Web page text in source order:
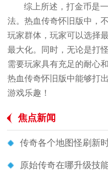
综上所述，打金币是
法。热血传奇怀旧版中，
玩家群体，玩家可以选择
最大化。同时，无论是打
需要玩家具有充足的耐心
热血传奇怀旧版中能够打
游戏乐趣！
焦点新闻
传奇各个地图怪刷新
原始传奇在哪升级技